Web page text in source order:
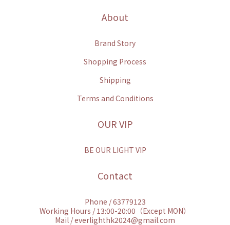
About
Brand Story
Shopping Process
Shipping
Terms and Conditions
OUR VIP
BE OUR LIGHT VIP
Contact
Phone / 63779123
Working Hours / 13:00-20:00（Except MON）
Mail / everlighthk2024@gmail.com